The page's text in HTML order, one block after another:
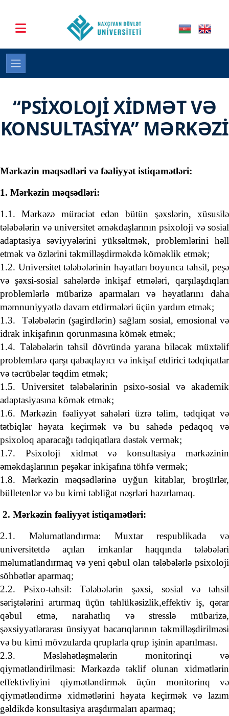
“PSİXOLOJİ XİDMƏT VƏ
KONSULTASİYA” MƏRKƏZİ
Mərkəzin məqsədləri və fəaliyyət istiqamətləri:
1. Mərkəzin məqsədləri:
1.1. Mərkəzə müraciət edən bütün şəxslərin, xüsusilə
tələbələrin və universitet əməkdaşlarının psixoloji və sosial
adaptasiya səviyyələrini yüksəltmək, problemlərini həll
etmək və özlərini təkmilləşdirməkdə köməklik etmək;
1.2. Universitet tələbələrinin həyatları boyunca təhsil, peşə
və şəxsi-sosial sahələrdə inkişaf etmələri, qarşılaşdıqları
problemlərlə mübarizə aparmaları və həyatlarını daha
məmnuniyyətlə davam etdirmələri üçün yardım etmək;
1.3.
Tələbələrin (şagirdlərin) sağlam sosial, emosional və
idrak inkişafının qorunmasına kömək etmək;
1.4. Tələbələrin təhsil dövründə yarana biləcək müxtəlif
problemlərə qarşı qabaqlayıcı və inkişaf etdirici tədqiqatlar
və təcrübələr təqdim etmək;
1.5. Universitet tələbələrinin psixo-sosial və akademik
adaptasiyasına kömək etmək;
1.6. Mərkəzin fəaliyyət sahələri üzrə təlim, tədqiqat və
tətbiqlər həyata keçirmək və bu sahədə pedaqoq və
psixoloq aparacağı tədqiqatlara dəstək vermək;
1.7. Psixoloji xidmət və konsultasiya mərkəzinin
əməkdaşlarının peşəkar inkişafına töhfə vermək;
1.8. Mərkəzin məqsədlərinə uyğun kitablar, broşürlər,
bülletenlər və bu kimi təbliğat nəşrləri hazırlamaq.
2. Mərkəzin fəaliyyət istiqamətləri:
2.1. Məlumatlandırma: Muxtar respublikada və
universitetdə açılan imkanlar haqqında tələbələri
məlumatlandırmaq və yeni qəbul olan tələbələrlə psixoloji
söhbətlər aparmaq;
2.2. Psixo-təhsil: Tələbələrin şəxsi, sosial və təhsil
səriştələrini artırmaq üçün təhlükəsizlik,effektiv iş, qərar
qəbul etmə, narahatlıq və stresslə mübarizə,
şəxsiyyətlərarası ünsiyyət bacarıqlarının təkmilləşdirilməsi
və bu kimi mövzularda qruplarla qrup işinin aparılması.
2.3. Məsləhətləşmələrin monitorinqi və
qiymətləndirilməsi: Mərkəzdə təklif olunan xidmətlərin
effektivliyini qiymətləndirmək üçün monitorinq və
qiymətləndirmə xidmətlərini həyata keçirmək və lazım
gəldikdə konsultasiya araşdırmaları aparmaq;